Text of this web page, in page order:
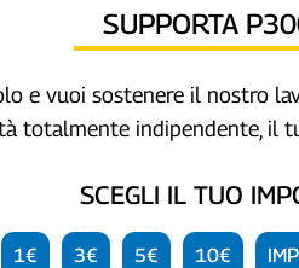
SUPPORTA
e vuoi sostenere il nostro
totalmente indipendente, il
SCEGLI IL TUO
1€ 3€ 5€ 10€